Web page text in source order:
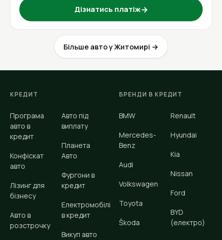
Дізнатись платіж→
Більше авто у Житомирі →
КРЕДИТ
Програма
авто в
кредит
Конфіскат
авто
Лізинг для
бізнесу
Авто в
розстрочку
Авто під
виплату
Планета
Авто
Фургони в
кредит
Електромобілі
в кредит
Викуп авто
БРЕНДИ В КРЕДИТ
BMW
Mercedes-
Benz
Audi
Volkswagen
Toyota
Škoda
Renault
Hyundai
Kia
Nissan
Ford
BYD
(електро)